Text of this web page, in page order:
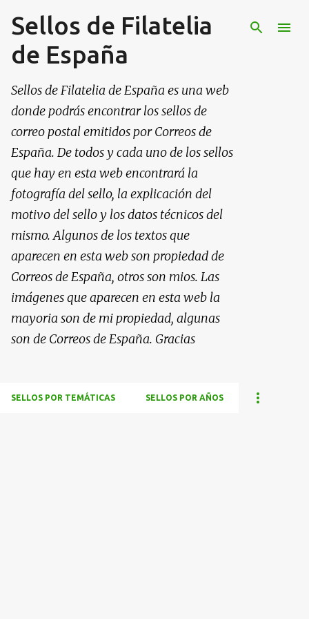
Ir al contenido principal
Sellos de Filatelia
de España
Sellos de Filatelia de España es una web
donde podrás encontrar los sellos de
correo postal emitidos por Correos de
España. De todos y cada uno de los sellos
que hay en esta web encontrará la
fotografía del sello, la explicación del
motivo del sello y los datos técnicos del
mismo. Algunos de los textos que
aparecen en esta web son propiedad de
Correos de España, otros son mios. Las
imágenes que aparecen en esta web la
mayoria son de mi propiedad, algunas
son de Correos de España. Gracias
SELLOS POR TEMÁTICAS SELLOS POR AÑOS